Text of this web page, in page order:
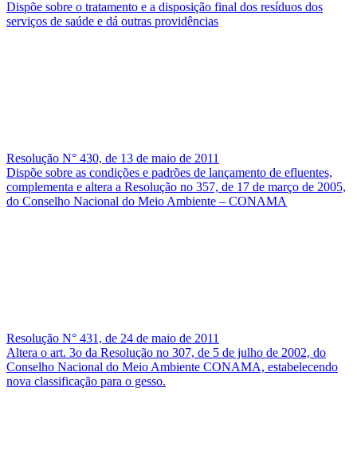
Dispõe sobre o tratamento e a disposição final dos resíduos dos
serviços de saúde e dá outras providências
Resolução N° 430, de 13 de maio de 2011
Dispõe sobre as condições e padrões de lançamento de efluentes,
complementa e altera a Resolução no 357, de 17 de março de 2005,
do Conselho Nacional do Meio Ambiente – CONAMA
Resolução N° 431, de 24 de maio de 2011
Altera o art. 3o da Resolução no 307, de 5 de julho de 2002, do
Conselho Nacional do Meio Ambiente CONAMA, estabelecendo
nova classificação para o gesso.